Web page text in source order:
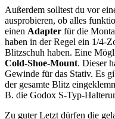
Außerdem solltest du vor
ausprobieren, ob alles
einen Adapter für die
haben in der Regel ein 1/4-
Blitzschuh haben. Eine
Cold-Shoe-Mount. Dieser
Gewinde für das Stativ. Es
der gesamte Blitz
B. die Godox S-Typ-
Zu guter Letzt dürfen die